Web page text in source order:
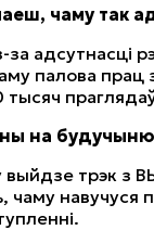
чаму так
адсутнасці
палова
тысяч
на
выйдзе трэк з
чаму навучуся